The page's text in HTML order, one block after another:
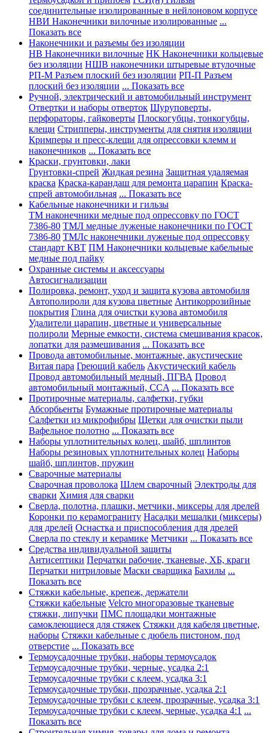
соединительные изолированные в нейлоновом корпусе
НВИ Наконечники вилочные изолированные ...
Показать все
Наконечники и разъемы без изоляции
НВ Наконечники вилочные НК Наконечники кольцевые
без изоляции НШВ наконечники штыревые втулочные
РП-М Разъем плоский без изоляции РП-П Разъем
плоский без изоляции ... Показать все
Ручной, электрический и автомобильный инструмент
Отвертки и наборы отверток Шуруповерты,
перфораторы, гайковерты Плоскогубцы, тонкогубцы,
клещи Стрипперы, инструменты для снятия изоляции
Кримперы и пресс-клещи для опрессовки клемм и
наконечников ... Показать все
Краски, грунтовки, лаки
Грунтовки-спрей Жидкая резина Защитная удаляемая
краска Краска-карандаш для ремонта царапин Краска-
спрей автомобильная ... Показать все
Кабельные наконечники и гильзы
ТМ наконечники медные под опрессовку по ГОСТ
7386-80 ТМЛ медные луженые наконечники по ГОСТ
7386-80 ТМЛс наконечники луженые под опрессовку
стандарт КВТ ПМ Наконечники кольцевые кабельные
медные под пайку
Охранные системы и аксессуары
Автосигнализации
Полировка, ремонт, уход и защита кузова автомобиля
Автополироли для кузова цветные Антикоррозийные
покрытия Глина для очистки кузова автомобиля
Удалители царапин, цветные и универсальные
полироли Мерные емкости, система смешивания красок,
лопатки для размешивания ... Показать все
Провода автомобильные, монтажные, акустические
Витая пара Греющий кабель Акустический кабель
Провод автомобильный медный, ПГВА Провод
автомобильный монтажный, CCA ... Показать все
Протирочные материалы, салфетки, губки
Абсорбьенты Бумажные протирочные материалы
Салфетки из микрофибры Щетки для очистки пыли
Вафельное полотно ... Показать все
Наборы уплотнительных колец, шайб, шплинтов
Наборы резиновых уплотнительных колец Наборы
шайб, шплинтов, пружин
Сварочные материалы
Сварочная проволока Шлем сварочный Электроды для
сварки Химия для сварки
Сверла, полотна, плашки, метчики, миксеры для дрелей
Коронки по керамограниту Насадки мешалки (миксеры)
для дрелей Оснастка и приспособления для дрелей
Сверла по стеклу и керамике Метчики ... Показать все
Средства индивидуальной защиты
Антисептики Перчатки рабочие, тканевые, ХБ, краги
Перчатки нитриловые Маски сварщика Бахилы ...
Показать все
Стяжки кабельные, крепеж, держатели
Стяжки кабельные Velcro многоразовые тканевые
стяжки, липучки ПМС площадки монтажные
самоклеющиеся для стяжек Стяжки для кабеля цветные,
наборы Стяжки кабельные с дюбель пистоном, под
отверстие ... Показать все
Термоусадочные трубки, наборы термоусадок
Термоусадочные трубки, черные, усадка 2:1
Термоусадочные трубки с клеем, усадка 3:1
Термоусадочные трубки, прозрачные, усадка 2:1
Термоусадочные трубки с клеем, прозрачные, усадка 3:1
Термоусадочные трубки с клеем, черные, усадка 4:1 ...
Показать все